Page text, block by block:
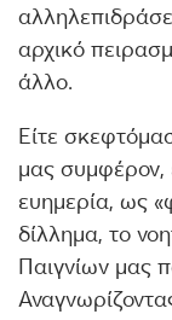
αρχικό
άλλο.
Είτε
μας συμφέρον,
ευημερία, ως
δίλλημα, το
Παιγνίων μας